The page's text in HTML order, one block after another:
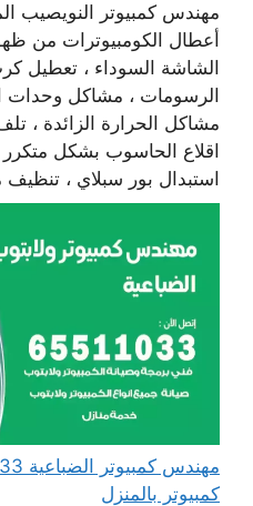
مهندس كمبيوتر النويصيب
أعطال الكومبيوترات من
الشاشة السوداء ، تعطيل
الرسومات ، مشاكل وحدات
مشاكل الحرارة الزائدة ،
اقلاع الحاسوب بشكل متكرر
استبدال بور سبلاي ،
كمبيوتر بالمنزل